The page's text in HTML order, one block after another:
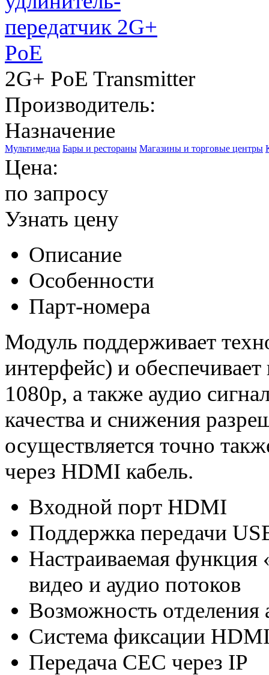
2G+ PoE Transmitter
Производитель:
Назначение
Мультимедиа Бары и рестораны Магазины и торговые центры
Цена:
по запросу
Узнать цену
Описание
Особенности
Парт-номера
Модуль поддерживает
интерфейс) и
1080p, а также аудио
качества и снижения
осуществляется точно
через HDMI кабель.
Входной порт HDMI
Поддержка передачи
Настраиваемая
видео и аудио потоков
Возможность отделения
Система фиксации
Передача CEC через IP